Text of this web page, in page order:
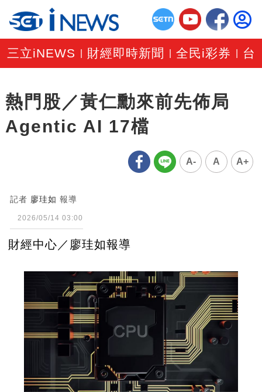
三立iNEWS 財經即時新聞 |全民i彩券 台
熱門股／黃仁勳來前先佈局
Agentic AI 17檔
A- A A+
記者 廖珪如 報導
2026/05/14 03:00
財經中心／廖珪如報導